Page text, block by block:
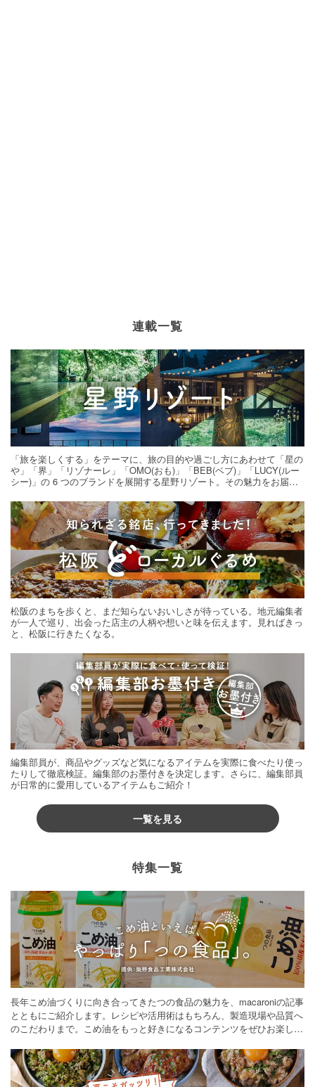
連載一覧
「旅を楽しくする」をテーマに、旅の目的や過ごし方にあわせて「星の
や」「界」「リゾナーレ」「OMO(おも)」「BEB(ベブ)」「LUCY(ルー
シー)」の 6 つのブランドを展開する星野リゾート。その魅力をお届け
松阪のまちを歩くと、まだ知らないおいしさが待っている。地元編集者
が一人で巡り、出会った店主の人柄や想いと味を伝えます。見ればきっ
と、松阪に行きたくなる。
編集部員が、商品やグッズなど気になるアイテムを実際に食べたり使っ
たりして徹底検証。編集部のお墨付きを決定します。さらに、編集部員
が日常的に愛用しているアイテムもご紹介！
一覧を見る
特集一覧
長年こめ油づくりに向き合ってきたつの食品の魅力を、macaroniの記事
とともにご紹介します。レシピや活用術はもちろん、製造現場や品質へ
のこだわりまで。こめ油をもっと好きになるコンテンツをぜひお楽しみ